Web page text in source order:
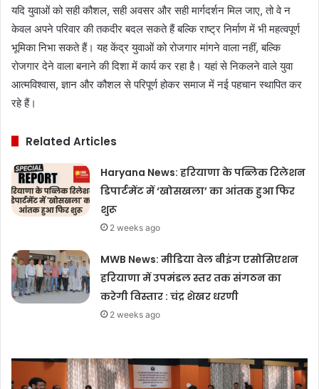
यदि युवाओं को सही कौशल, सही अवसर और सही मार्गदर्शन मिल जाए, तो वे न
केवल अपने परिवार की तकदीर बदल सकते हैं बल्कि राष्ट्र निर्माण में भी महत्वपूर्ण
भूमिका निभा सकते हैं। यह केंद्र युवाओं को रोजगार मांगने वाला नहीं, बल्कि
रोजगार देने वाला बनाने की दिशा में कार्य कर रहा है। यहां से निकलने वाले युवा
आत्मविश्वास, ज्ञान और कौशल से परिपूर्ण होकर समाज में नई पहचान स्थापित कर
रहे हैं।
Related Articles
Haryana News: हरियाणा के पब्लिक रिलेशन
डिपार्टमेंट में ‘खोसखला’ का आंतक हुआ फिर
शुरू
2 weeks ago
MWB News: मीडिया वेल बीइंग एसोसिएशन
हरियाणा में उपमंडल स्तर तक संगठन का
करेगी विस्तार : चंद्र शेखर धरणी
2 weeks ago